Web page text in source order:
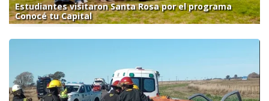
Estudiantes visitaron Santa Rosa por el programa
Conocé tu Capital